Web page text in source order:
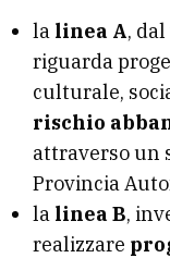
la linea A,
riguarda
culturale,
rischio
attraverso un
Provincia
la linea B,
realizzare